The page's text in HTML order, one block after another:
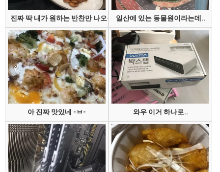
진짜 딱 내가 원하는 반찬만 나오는 집일산에 있는 동물원이라는데..
아 진짜 맛있네 -ㅂ- 와우 이거 하나로..